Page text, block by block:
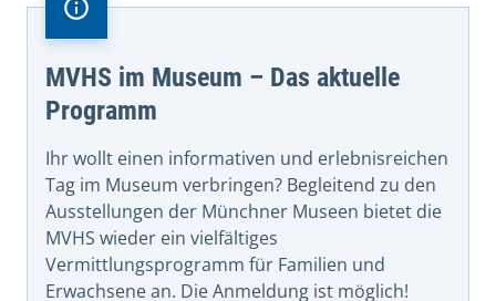
MVHS im Museum – Das aktuelle
Programm
Ihr wollt einen informativen und erlebnisreichen
Tag im Museum verbringen? Begleitend zu den
Ausstellungen der Münchner Museen bietet die
MVHS wieder ein vielfältiges
Vermittlungsprogramm für Familien und
Erwachsene an. Die Anmeldung ist möglich!